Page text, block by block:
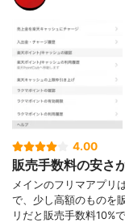
4.00
販売手数料の安さ
メインのフリマアプリ
で、少し高額のものを
リだと販売手数料10%